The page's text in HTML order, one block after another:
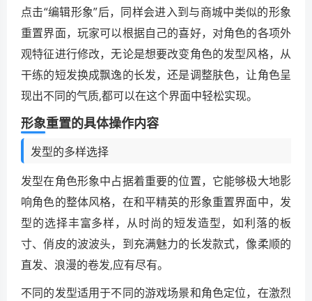
点击“编辑形象”后，同样会进入到与商城中类似的形象
重置界面，玩家可以根据自己的喜好，对角色的各项外
观特征进行修改，无论是想要改变角色的发型风格，从
干练的短发换成飘逸的长发，还是调整肤色，让角色呈
现出不同的气质,都可以在这个界面中轻松实现。
形象重置的具体操作内容
发型的多样选择
发型在角色形象中占据着重要的位置，它能够极大地影
响角色的整体风格，在和平精英的形象重置界面中，发
型的选择丰富多样，从时尚的短发造型，如利落的板
寸、俏皮的波波头，到充满魅力的长发款式，像柔顺的
直发、浪漫的卷发,应有尽有。
不同的发型适用于不同的游戏场景和角色定位，在激烈